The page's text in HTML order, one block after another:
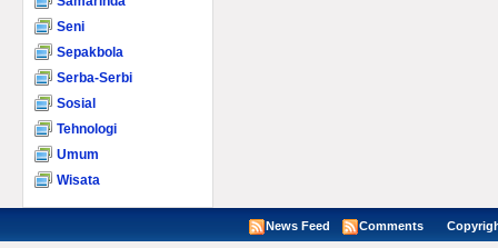
Seni
Sepakbola
Serba-Serbi
Sosial
Tehnologi
Umum
Wisata
News Feed Comments Copyright